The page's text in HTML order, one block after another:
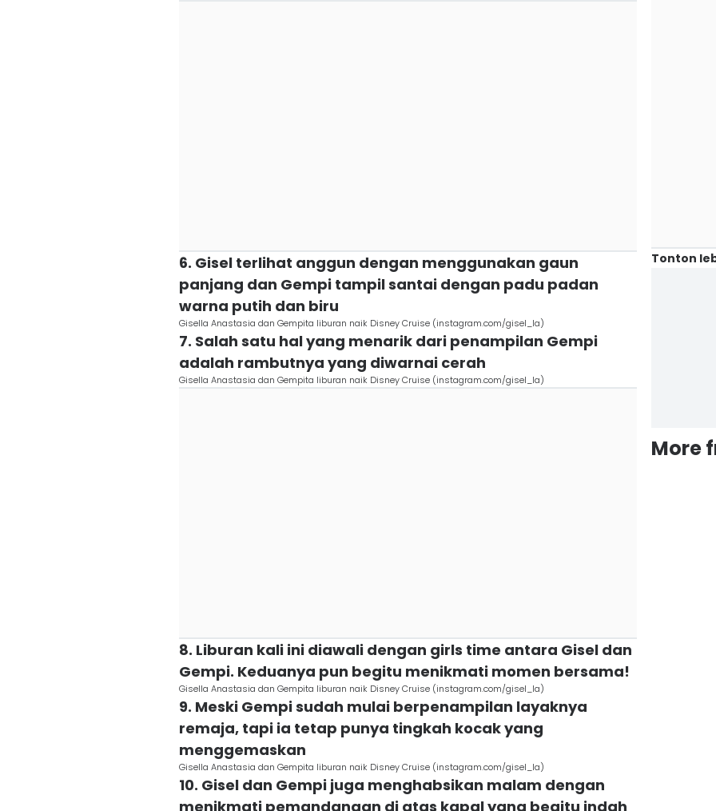
6. Gisel terlihat anggun dengan menggunakan gaun
panjang dan Gempi tampil santai dengan padu padan
warna putih dan biru
Gisella Anastasia dan Gempita liburan naik Disney Cruise (instagram.com/gisel_la)
7. Salah satu hal yang menarik dari penampilan Gempi
adalah rambutnya yang diwarnai cerah
Gisella Anastasia dan Gempita liburan naik Disney Cruise (instagram.com/gisel_la)
8. Liburan kali ini diawali dengan girls time antara Gisel dan
Gempi. Keduanya pun begitu menikmati momen bersama!
Gisella Anastasia dan Gempita liburan naik Disney Cruise (instagram.com/gisel_la)
9. Meski Gempi sudah mulai berpenampilan layaknya
remaja, tapi ia tetap punya tingkah kocak yang
menggemaskan
Gisella Anastasia dan Gempita liburan naik Disney Cruise (instagram.com/gisel_la)
10. Gisel dan Gempi juga menghabsikan malam dengan
menikmati pemandangan di atas kapal yang begitu indah
Tonton
More